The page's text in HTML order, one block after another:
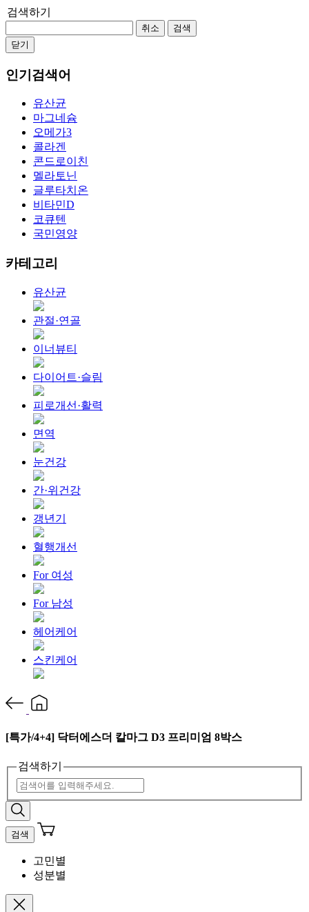
검색하기
취소
검색
닫기
인기검색어
유산균
마그네슘
오메가3
콜라겐
콘드로이친
멜라토닌
글루타치온
비타민D
코큐텐
국민영양
카테고리
유산균
관절·연골
이너뷰티
다이어트·슬림
피로개선·활력
면역
눈건강
간·위건강
갱년기
혈행개선
For 여성
For 남성
헤어케어
스킨케어
[특가/4+4] 닥터에스더 칼마그 D3 프리미엄 8박스
검색하기
검색
고민별
성분별